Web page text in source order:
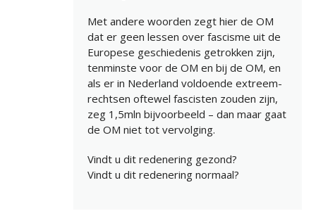
Met andere woorden zegt hier de OM
dat er geen lessen over fascisme uit de
Europese geschiedenis getrokken zijn,
tenminste voor de OM en bij de OM, en
als er in Nederland voldoende extreem-
rechtsen oftewel fascisten zouden zijn,
zeg 1,5mln bijvoorbeeld – dan maar gaat
de OM niet tot vervolging.
Vindt u dit redenering gezond?
Vindt u dit redenering normaal?